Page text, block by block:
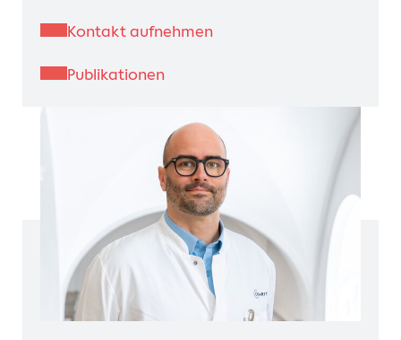
Kontakt aufnehmen
Publikationen